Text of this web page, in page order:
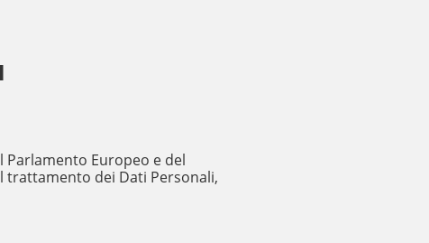
Parlamento Europeo e del
trattamento dei Dati Personali,